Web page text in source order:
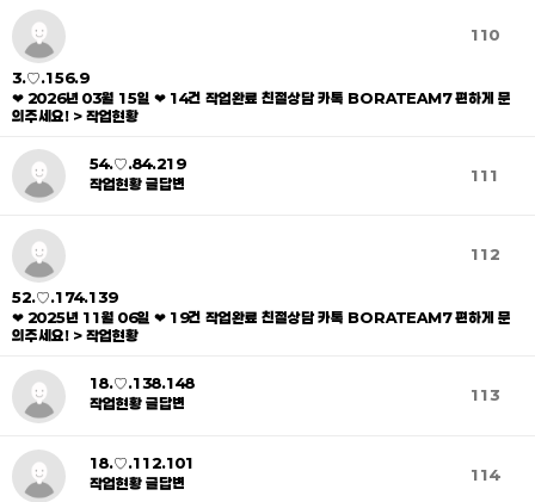
110
3.♡.156.9
❤ 2026년 03월 15일 ❤ 14건 작업완료 친절상담 카톡 BORATEAM7 편하게 문
의주세요! > 작업현황
111
54.♡.84.219
작업현황 글답변
112
52.♡.174.139
❤ 2025년 11월 06일 ❤ 19건 작업완료 친절상담 카톡 BORATEAM7 편하게 문
의주세요! > 작업현황
113
18.♡.138.148
작업현황 글답변
114
18.♡.112.101
작업현황 글답변